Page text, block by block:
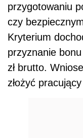
przygotowaniu
czy
Kryterium
przyznanie
zł brutto.
złożyć